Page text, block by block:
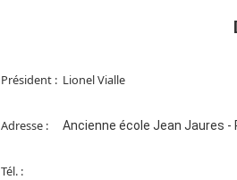
Président : Lionel Vialle
Adresse : Ancienne école Jean Jaures -
Tél. :